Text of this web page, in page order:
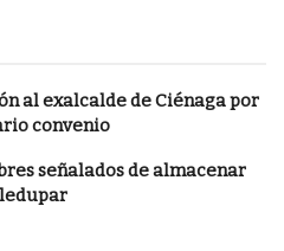
al exalcalde de Ciénaga por
convenio
señalados de almacenar